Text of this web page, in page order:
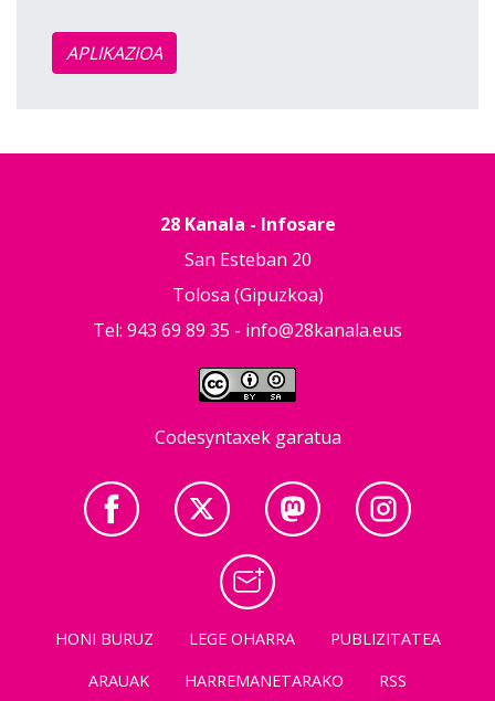
APLIKAZIOA
28 Kanala - Infosare
San Esteban 20
Tolosa (Gipuzkoa)
Tel: 943 69 89 35 - info@28kanala.eus
Codesyntaxek garatua
HONI BURUZ LEGE OHARRA
PUBLIZITATEA
ARAUAK
HARREMANETARAKO RSS